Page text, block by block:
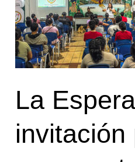
La
invitación
pública
para
contratar
‘todero’